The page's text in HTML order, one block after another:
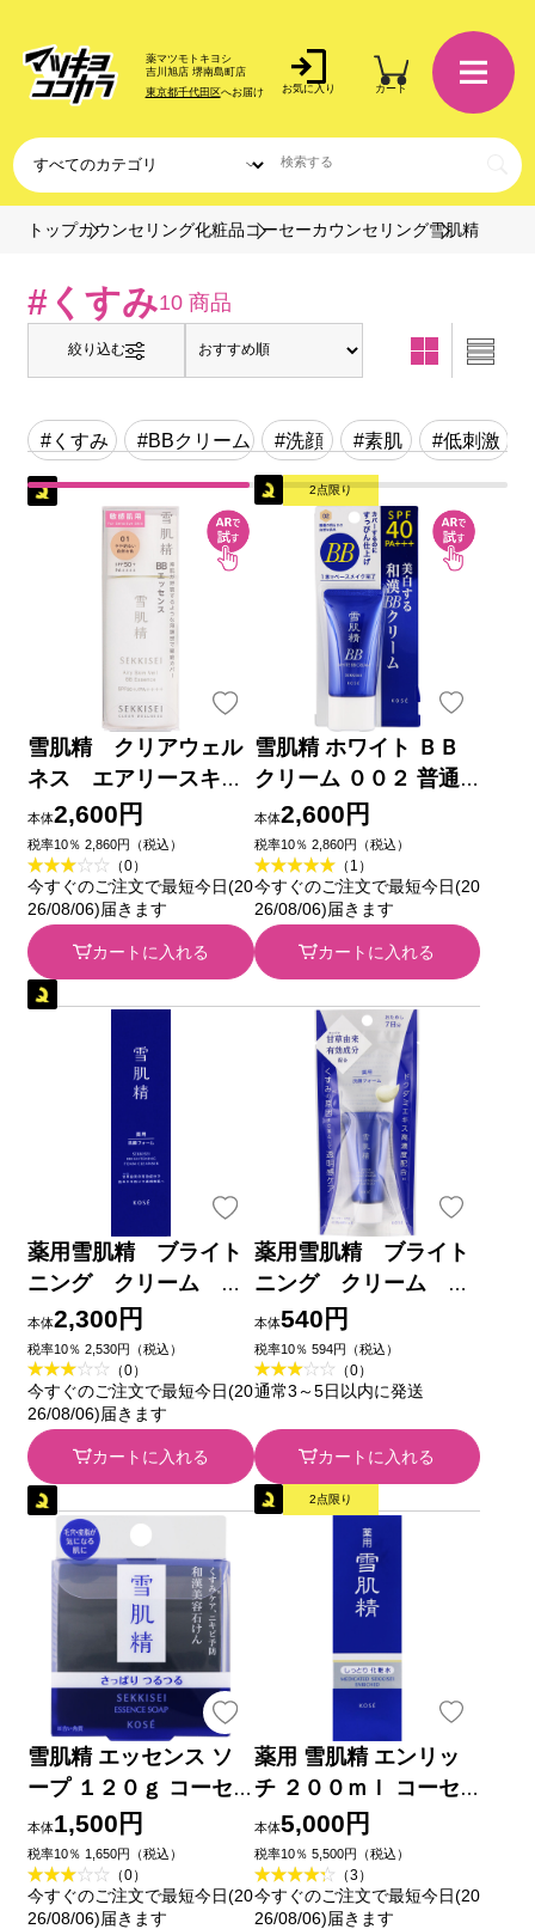
薬マツモトキヨシ
吉川旭店 堺南島町店
東京都千代田区へお届け お気に入り カート
トップカウンセリング化粧品 コーセーカウンセリング雪肌精
#くすみ10 商品
絞り込む
#くすみ #BBクリーム #洗顔 #素肌 #低刺激
雪肌精 クリアウェル
ネス エアリースキン
ヴェール ＢＢエッセ
ンス ０１ やや明る
い自然な色 ３０ｍＬ
コーセー
本体2,600円
税率10％ 2,860円（税込）
（0）
今すぐのご注文で最短今日(20
26/08/06)届きます
カートに入れる
2点限り
雪肌精 ホワイト ＢＢ
クリーム ００２ 普通
の明るさの自然な肌色
３０ｇ コーセー
本体2,600円
税率10％ 2,860円（税込）
（1）
今すぐのご注文で最短今日(20
26/08/06)届きます
カートに入れる
薬用雪肌精 ブライト
ニング クリーム ウ
ォッシュ １３０ｇ コ
ーセー (医薬部外品)
本体2,300円
税率10％ 2,530円（税込）
（0）
今すぐのご注文で最短今日(20
26/08/06)届きます
カートに入れる
薬用雪肌精 ブライト
ニング クリーム ウ
ォッシュ ２０ｇ コー
セー (医薬部外品)
本体540円
税率10％ 594円（税込）
（0）
通常3～5日以内に発送
カートに入れる
雪肌精 エッセンス ソ
ープ １２０ｇ コーセ
ー
本体1,500円
税率10％ 1,650円（税込）
（0）
今すぐのご注文で最短今日(20
26/08/06)届きます
2点限り
薬用 雪肌精 エンリッ
チ ２００ｍｌ コーセ
ー (医薬部外品)
本体5,000円
税率10％ 5,500円（税込）
（3）
今すぐのご注文で最短今日(20
26/08/06)届きます